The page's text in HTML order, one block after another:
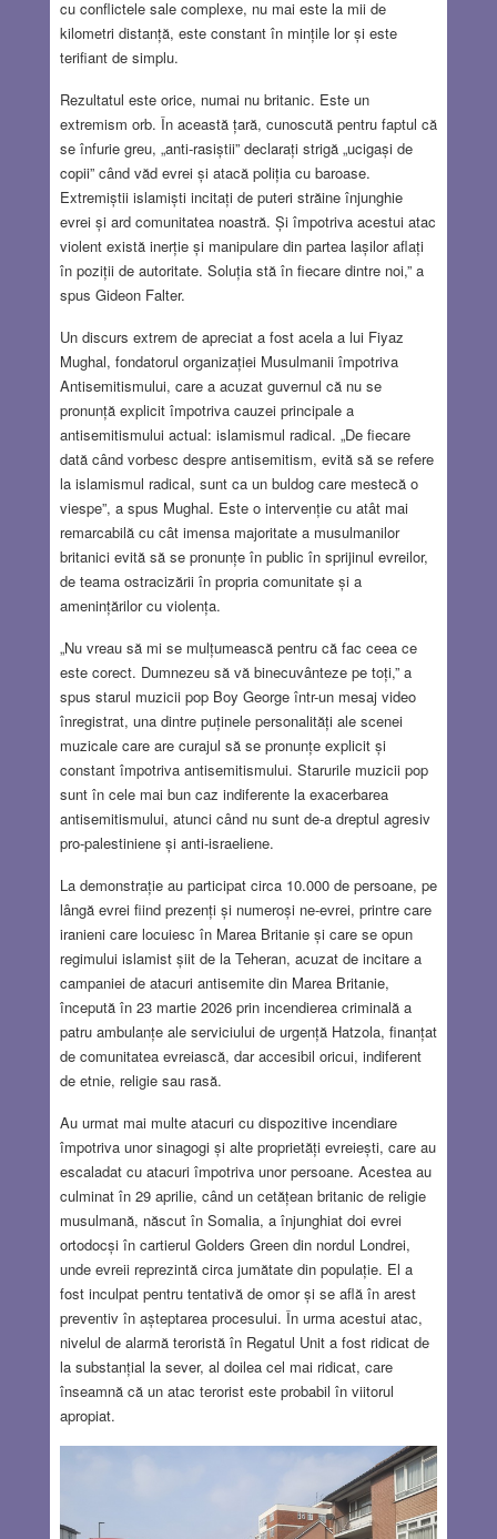
cu conflictele sale complexe, nu mai este la mii de
kilometri distanță, este constant în mințile lor și este
terifiant de simplu.
Rezultatul este orice, numai nu britanic. Este un
extremism orb. În această țară, cunoscută pentru faptul că
se înfurie greu, „anti-rasiștii” declarați strigă „ucigași de
copii” când văd evrei și atacă poliția cu baroase.
Extremiștii islamiști incitați de puteri străine înjunghie
evrei și ard comunitatea noastră. Și împotriva acestui atac
violent există inerție și manipulare din partea lașilor aflați
în poziții de autoritate. Soluția stă în fiecare dintre noi,” a
spus Gideon Falter.
Un discurs extrem de apreciat a fost acela a lui Fiyaz
Mughal, fondatorul organizației Musulmanii împotriva
Antisemitismului, care a acuzat guvernul că nu se
pronunță explicit împotriva cauzei principale a
antisemitismului actual: islamismul radical. „De fiecare
dată când vorbesc despre antisemitism, evită să se refere
la islamismul radical, sunt ca un buldog care mestecă o
viespe”, a spus Mughal. Este o intervenție cu atât mai
remarcabilă cu cât imensa majoritate a musulmanilor
britanici evită să se pronunțe în public în sprijinul evreilor,
de teama ostracizării în propria comunitate și a
amenințărilor cu violența.
„Nu vreau să mi se mulțumească pentru că fac ceea ce
este corect. Dumnezeu să vă binecuvânteze pe toți,” a
spus starul muzicii pop Boy George într-un mesaj video
înregistrat, una dintre puținele personalități ale scenei
muzicale care are curajul să se pronunțe explicit și
constant împotriva antisemitismului. Starurile muzicii pop
sunt în cele mai bun caz indiferente la exacerbarea
antisemitismului, atunci când nu sunt de-a dreptul agresiv
pro-palestiniene și anti-israeliene.
La demonstrație au participat circa 10.000 de persoane, pe
lângă evrei fiind prezenți și numeroși ne-evrei, printre care
iranieni care locuiesc în Marea Britanie și care se opun
regimului islamist șiit de la Teheran, acuzat de incitare a
campaniei de atacuri antisemite din Marea Britanie,
începută în 23 martie 2026 prin incendierea criminală a
patru ambulanțe ale serviciului de urgență Hatzola, finanțat
de comunitatea evreiască, dar accesibil oricui, indiferent
de etnie, religie sau rasă.
Au urmat mai multe atacuri cu dispozitive incendiare
împotriva unor sinagogi și alte proprietăți evreiești, care au
escaladat cu atacuri împotriva unor persoane. Acestea au
culminat în 29 aprilie, când un cetățean britanic de religie
musulmană, născut în Somalia, a înjunghiat doi evrei
ortodocși în cartierul Golders Green din nordul Londrei,
unde evreii reprezintă circa jumătate din populație. El a
fost inculpat pentru tentativă de omor și se află în arest
preventiv în așteptarea procesului. În urma acestui atac,
nivelul de alarmă teroristă în Regatul Unit a fost ridicat de
la substanțial la sever, al doilea cel mai ridicat, care
înseamnă că un atac terorist este probabil în viitorul
apropiat.